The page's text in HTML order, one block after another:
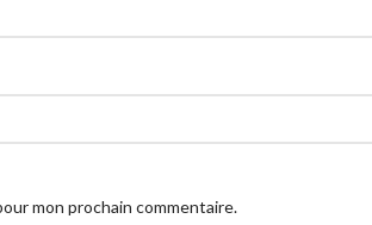
mon prochain commentaire.